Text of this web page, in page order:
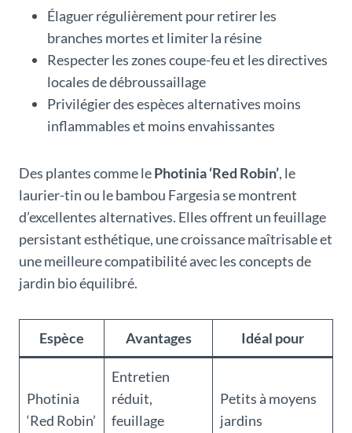
Élaguer régulièrement pour retirer les
branches mortes et limiter la résine
Respecter les zones coupe-feu et les directives
locales de débroussaillage
Privilégier des espèces alternatives moins
inflammables et moins envahissantes
Des plantes comme lePhotinia ‘Red Robin’, le
laurier-tin ou le bambou Fargesia se montrent
d’excellentes alternatives. Elles offrent un feuillage
persistant esthétique, une croissance maîtrisable et
une meilleure compatibilité avec les concepts de
jardin bio équilibré.
Espèce Avantages Idéal pour
Photinia
‘Red Robin’
Entretien
réduit,
feuillage
Petits à moyens
jardins